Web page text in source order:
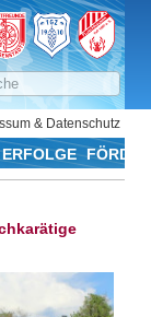
& Datenschutz
ERFOLGE